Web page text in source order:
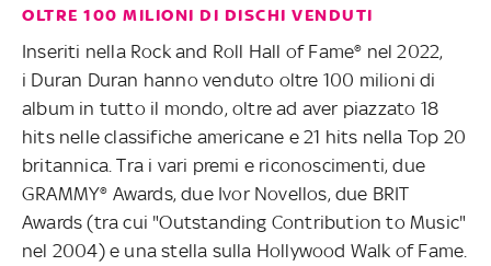
OLTRE 100 MILIONI DI DISCHI VENDUTI
Inseriti nella Rock and Roll Hall of Fame® nel 2022,
i Duran Duran hanno venduto oltre 100 milioni di
album in tutto il mondo, oltre ad aver piazzato 18
hits nelle classifiche americane e 21 hits nella Top 20
britannica. Tra i vari premi e riconoscimenti, due
GRAMMY® Awards, due Ivor Novellos, due BRIT
Awards (tra cui "Outstanding Contribution to Music"
nel 2004) e una stella sulla Hollywood Walk of Fame.